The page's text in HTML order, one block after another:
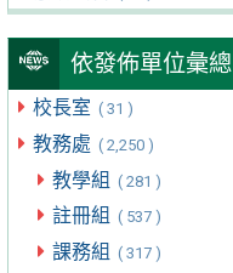
依發佈單位彙總
校長室 ( 31 )
教務處 ( 2,250 )
教學組 ( 281 )
註冊組 ( 537 )
課務組 ( 317 )